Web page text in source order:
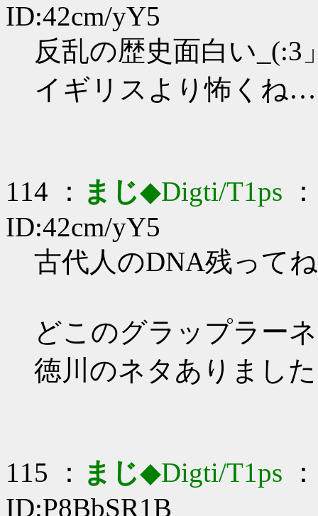
ID:42cm/yY5
反乱の歴史面白い_(:3
イギリスより怖くね…
114 ： まじ◆Digti/T1ps
ID:42cm/yY5
古代人のDNA残って
どこのグラップラー
徳川のネタありまし
115 ： まじ◆Digti/T1ps
ID:P8BbSR1B